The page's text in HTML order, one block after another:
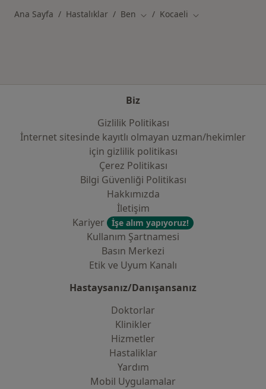
Ana Sayfa Hastalıklar Ben Şehir değiştir
Kocaeli Şehir değiştir
Biz
Gizlilik Politikası
İnternet sitesinde kayıtlı olmayan uzman/hekimler
i̇çin gizlilik politikası
Çerez Politikası
Bilgi Güvenliği Politikası
Hakkımızda
İletişim
Kariyer
İşe alım yapıyoruz!
Kullanım Şartnamesi
Basın Merkezi
Etik ve Uyum Kanalı
Hastaysanız/Danışansanız
Doktorlar
Klinikler
Hizmetler
Hastaliklar
Yardım
Mobil Uygulamalar